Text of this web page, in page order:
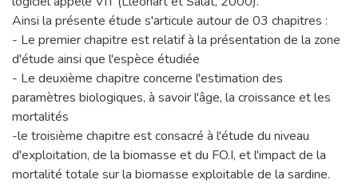
Ainsi la présente étude s'articule autour de 03 chapitres :
- Le premier chapitre est relatif à la présentation de la zone
d'étude ainsi que l'espèce étudiée
- Le deuxième chapitre concerne l'estimation des
paramètres biologiques, à savoir l'âge, la croissance et les
mortalités
-le troisième chapitre est consacré à l'étude du niveau
d'exploitation, de la biomasse et du FO.I, et l'impact de la
mortalité totale sur la biomasse exploitable de la sardine.